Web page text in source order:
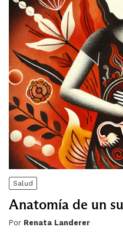
Salud
Anatomía de un
Por Renata Landerer